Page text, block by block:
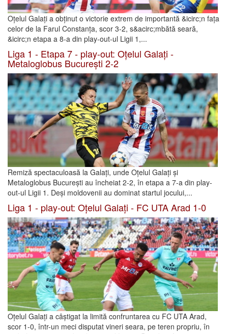
Oțelul Galați a obținut o victorie extrem de importantă &icirc;n fața
celor de la Farul Constanța, scor 3-2, s&acirc;mbătă seară,
&icirc;n etapa a 8-a din play-out-ul Ligii 1,...
Liga 1 - Etapa 7 - play-out: Oțelul Galați -
Metaloglobus București 2-2
Remiză spectaculoasă la Galați, unde Oțelul Galați și
Metaloglobus București au încheiat 2-2, în etapa a 7-a din play-
out-ul Ligii 1. Deși moldovenii au dominat startul jocului,...
Liga 1 - play-out: Oțelul Galați - FC UTA Arad 1-0
Oțelul Galați a câștigat la limită confruntarea cu FC UTA Arad,
scor 1-0, într-un meci disputat vineri seara, pe teren propriu, în